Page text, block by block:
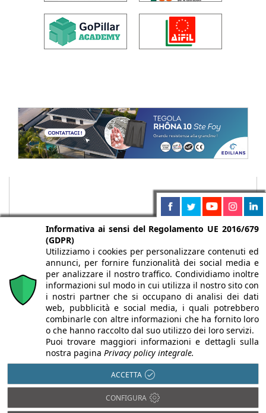
Chi siamo Autori Per la tua pubblicità
Iscriviti alla
newsletter
Infobuild è testata registrata presso il Tribunale di Milano al n° 63
dell’8/3/2013 - ISSN 2282-2267
Informativa ai sensi del Regolamento UE 2016/679
(GDPR)
Utilizziamo i cookies per personalizzare contenuti ed
annunci, per fornire funzionalità dei social media e
per analizzare il nostro traffico. Condividiamo inoltre
informazioni sul modo in cui utilizza il nostro sito con
i nostri partner che si occupano di analisi dei dati
web, pubblicità e social media, i quali potrebbero
combinarle con altre informazioni che ha fornito loro
o che hanno raccolto dal suo utilizzo dei loro servizi.
Puoi trovare maggiori informazioni e dettagli sulla
nostra pagina Privacy policy integrale.
ACCETTA
CONFIGURA